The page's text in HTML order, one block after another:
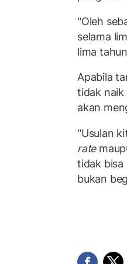
"Oleh
selama
lima
Apabila
tidak naik
akan
"Usulan
rate
tidak bisa
bukan